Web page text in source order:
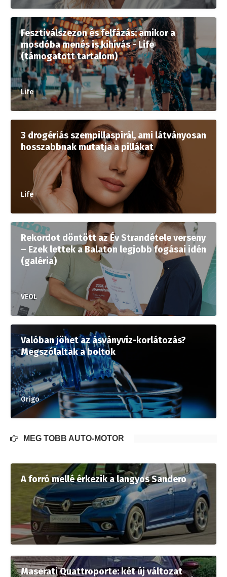
Fesztiválszezon és felfázás: amikor a
mosdóba menés is kihívás - Life
(támogatott tartalom)
Life
3 drogériás szempillaspirál, ami látványosan
hosszabbnak mutatja a pillákat
Life
Rekordot döntött az Év Strandétele verseny
– Ezek lettek a Balaton legjobb fogásai idén
(galéria)
VEOL
Valóban jöhet az ásványvíz-korlátozás?
Megszólaltak a boltok
Origo
MÉG TÖBB AUTÓ-MOTOR
A forró mellé érkezik a langyos Sandero
Maserati Quattroporte: két új változat